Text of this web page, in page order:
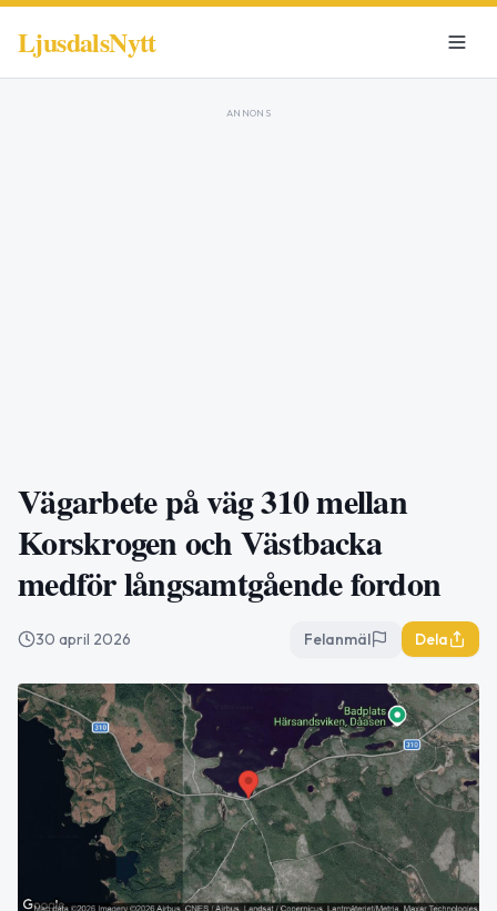
LjusdalsNytt
ANNONS
Vägarbete på väg 310 mellan
Korskrogen och Västbacka
medför långsamtgående fordon
30 april 2026 Felanmäl Dela